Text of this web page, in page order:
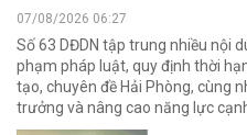
07/08/2026 06:27
Số 63 DĐDN tập trung nhiều nội
phạm pháp luật, quy định thời
tạo, chuyên đề Hải Phòng, cùng
trưởng và nâng cao năng lực